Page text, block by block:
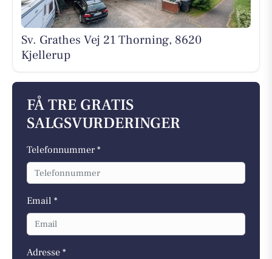
Sv. Grathes Vej 21 Thorning, 8620
Kjellerup
FÅ TRE GRATIS
SALGSVURDERINGER
Telefonnummer *
Email *
Adresse *